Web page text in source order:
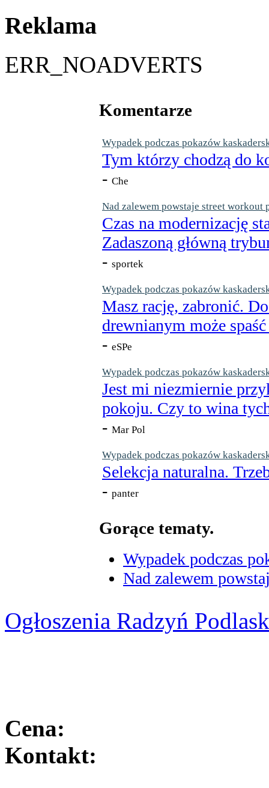
Reklama
ERR_NOADVERTS
Komentarze
Wypadek podczas pokazów
Tym którzy chodzą do
- Che
Nad zalewem powstaje street workout
Czas na modernizację
Zadaszoną główną
- sportek
Wypadek podczas pokazów
Masz rację, zabronić.
drewnianym może
- eSPe
Wypadek podczas pokazów
Jest mi niezmiernie
pokoju. Czy to wina
- Mar Pol
Wypadek podczas pokazów
Selekcja naturalna.
- panter
Gorące tematy.
Wypadek podczas
Nad zalewem
Ogłoszenia Radzyń
Cena:
Kontakt: